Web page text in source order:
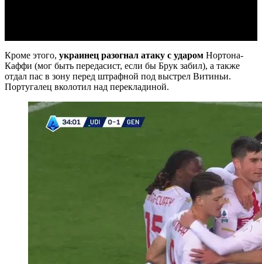
Кроме этого, украинец разогнал атаку с ударом Нортона-
Каффи (мог быть передасист, если бы Брук забил), а также
отдал пас в зону перед штрафной под выстрел Витиньи.
Португалец вколотил над перекладиной.